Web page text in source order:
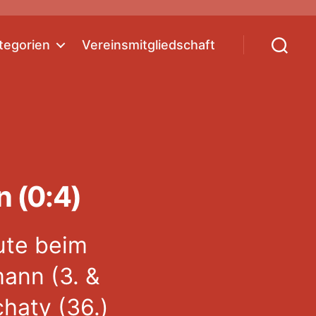
Vereinsmitgliedschaft
(0:4)
beim
(3. &
(36.)